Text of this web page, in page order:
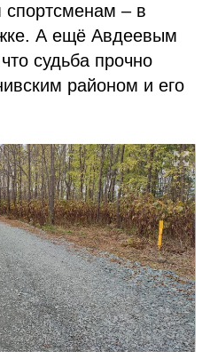
спортсменам – в
А ещё Авдеевым
судьба прочно
районом и его